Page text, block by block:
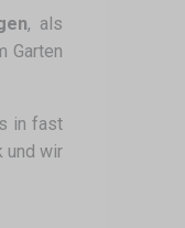
, als
Garten
in fast
und wir